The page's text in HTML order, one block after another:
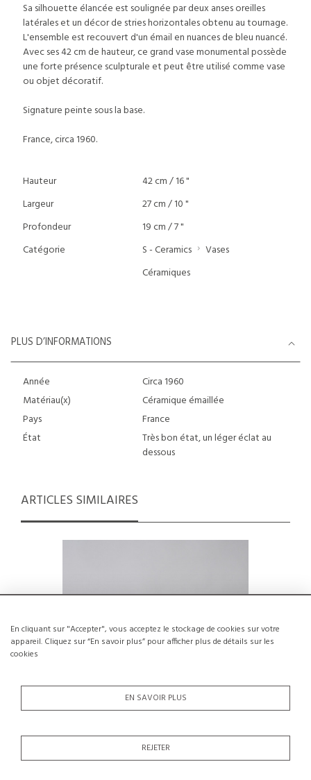
En cliquant sur "Accepter", vous acceptez le stockage de cookies sur votre
appareil. Cliquez sur “En savoir plus” pour afficher plus de détails sur les
cookies
EN SAVOIR PLUS
REJETER
Sa silhouette élancée est soulignée par deux anses oreilles
latérales et un décor de stries horizontales obtenu au tournage.
L'ensemble est recouvert d'un émail en nuances de bleu nuancé.
Avec ses 42 cm de hauteur, ce grand vase monumental possède
une forte présence sculpturale et peut être utilisé comme vase
ou objet décoratif.
Signature peinte sous la base.
France, circa 1960.
Hauteur
42 cm / 16 "
Largeur
27 cm / 10 "
Profondeur
19 cm / 7 "
Catégorie
S - Ceramics
Vases
Céramiques
PLUS D’INFORMATIONS
Année
Circa 1960
Matériau(x)
Céramique émaillée
Pays
France
État
Très bon état, un léger éclat au
dessous
ARTICLES SIMILAIRES
Suite de 3 bouteilles par Roger Capron,
France, circa 1955.